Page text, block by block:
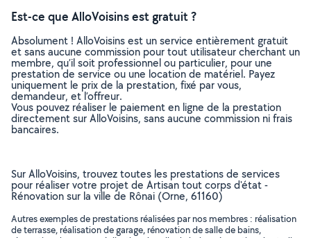
Est-ce que AlloVoisins est gratuit ?
Absolument ! AlloVoisins est un service entièrement gratuit
et sans aucune commission pour tout utilisateur cherchant un
membre, qu’il soit professionnel ou particulier, pour une
prestation de service ou une location de matériel. Payez
uniquement le prix de la prestation, fixé par vous,
demandeur, et l’offreur.
Vous pouvez réaliser le paiement en ligne de la prestation
directement sur AlloVoisins, sans aucune commission ni frais
bancaires.
Sur AlloVoisins, trouvez toutes les prestations de services
pour réaliser votre projet de Artisan tout corps d'état -
Rénovation sur la ville de Rônai (Orne, 61160)
Autres exemples de prestations réalisées par nos membres : réalisation
de terrasse, réalisation de garage, rénovation de salle de bains,